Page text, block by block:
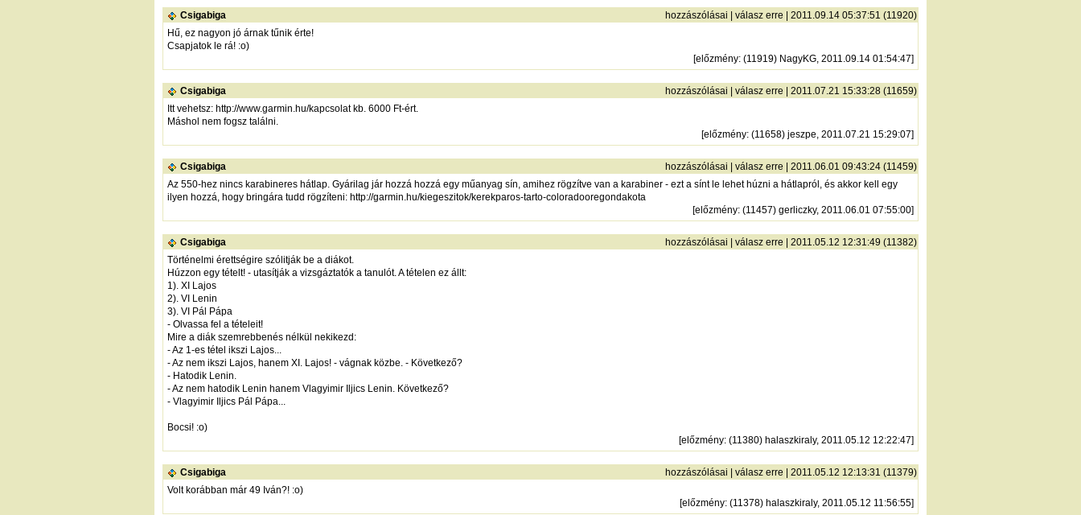
Csigabiga hozzászólásai válasz erre | 2011.09.14 05:37:51 (11920)
Hű, ez nagyon jó árnak tűnik érte!
Csapjatok le rá! :o)
[előzmény: (11919) NagyKG, 2011.09.14 01:54:47]
Csigabiga hozzászólásai válasz erre | 2011.07.21 15:33:28 (11659)
Itt vehetsz: http://www.garmin.hu/kapcsolatkb. 6000 Ft-ért.
Máshol nem fogsz találni.
[előzmény: (11658) jeszpe, 2011.07.21 15:29:07]
Csigabiga hozzászólásai válasz erre | 2011.06.01 09:43:24 (11459)
Az 550-hez nincs karabineres hátlap. Gyárilag jár hozzá hozzá egy műanyag sín, amihez rögzítve van a karabiner - ezt a sínt le lehet húzni a hátlapról, és akkor kell egy
ilyen hozzá, hogy bringára tudd rögzíteni: http://garmin.hu/kiegeszitok/kerekparos-tarto-coloradooregondakota
[előzmény: (11457) gerliczky, 2011.06.01 07:55:00]
Csigabiga hozzászólásai válasz erre | 2011.05.12 12:31:49 (11382)
Történelmi érettségire szólitják be a diákot.
Húzzon egy tételt! - utasítják a vizsgáztatók a tanulót. A tételen ez állt:
1). XI Lajos
2). VI Lenin
3). VI Pál Pápa
- Olvassa fel a tételeit!
Mire a diák szemrebbenés nélkül nekikezd:
- Az 1-es tétel ikszi Lajos...
- Az nem ikszi Lajos, hanem XI. Lajos! - vágnak közbe. - Következő?
- Hatodik Lenin.
- Az nem hatodik Lenin hanem Vlagyimir Iljics Lenin. Következő?
- Vlagyimir Iljics Pál Pápa...
Bocsi! :o)
[előzmény: (11380) halaszkiraly, 2011.05.12 12:22:47]
Csigabiga hozzászólásai válasz erre | 2011.05.12 12:13:31 (11379)
Volt korábban már 49 Iván?! :o)
[előzmény: (11378) halaszkiraly, 2011.05.12 11:56:55]